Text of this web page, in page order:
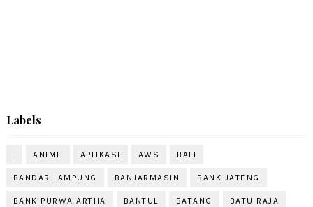
Labels
. ANIME APLIKASI AWS BALI
BANDAR LAMPUNG BANJARMASIN BANK JATENG
BANK PURWA ARTHA BANTUL BATANG BATU RAJA